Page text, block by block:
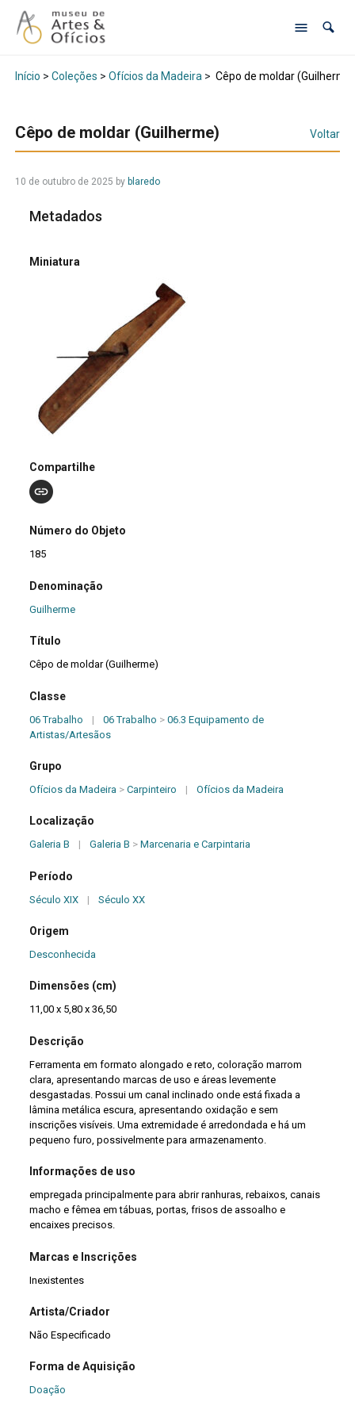
Início > Coleções > Ofícios da Madeira > Cêpo de moldar
Cêpo de moldar (Guilherme) Voltar
10 de outubro de 2025 by blaredo
Metadados
Miniatura
Compartilhe
Número do Objeto
185
Denominação
Guilherme
Título
Cêpo de moldar (Guilherme)
Classe
06 Trabalho | 06 Trabalho >06.3 Equipamento de
Artistas/Artesãos
Grupo
Ofícios da Madeira >Carpinteiro | Ofícios da Madeira
Localização
Galeria B | Galeria B >Marcenaria e Carpintaria
Período
Século XIX | Século XX
Origem
Desconhecida
Dimensões (cm)
11,00 x 5,80 x 36,50
Descrição
Ferramenta em formato alongado e reto, coloração marrom
clara, apresentando marcas de uso e áreas levemente
desgastadas. Possui um canal inclinado onde está fixada a
lâmina metálica escura, apresentando oxidação e sem
inscrições visíveis. Uma extremidade é arredondada e há um
pequeno furo, possivelmente para armazenamento.
Informações de uso
empregada principalmente para abrir ranhuras, rebaixos, canais
macho e fêmea em tábuas, portas, frisos de assoalho e
encaixes precisos.
Marcas e Inscrições
Inexistentes
Artista/Criador
Não Especificado
Forma de Aquisição
Doação